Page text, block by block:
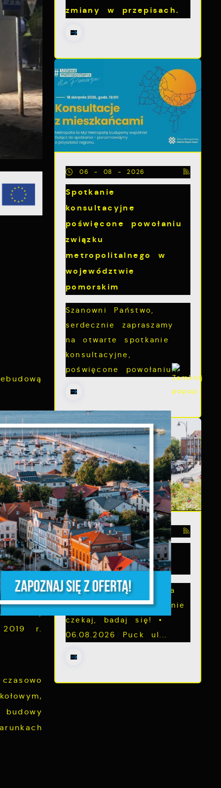
Na
r.
zmiany w przepisach.
06 - 08 - 2026
Spotkanie
konsultacyjne
poświęcone powołaniu
związku
metropolitalnego w
województwie
pomorskim
Szanowni Państwo,
serdecznie zapraszamy
na otwarte spotkanie
konsultacyjne,
poświęcone powołaniu...
03 - 08 - 2026
Mammografia Puck
6.08.2026
Letnia mammograficzna
ofensywa – kobieto, nie
czekaj, badaj się! •
06.08.2026 Puck ul...